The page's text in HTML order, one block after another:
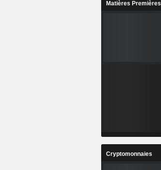
Matières Premières
Cryptomonnaies